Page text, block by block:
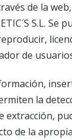
de la
S.L.
de
la
extracción,
de la